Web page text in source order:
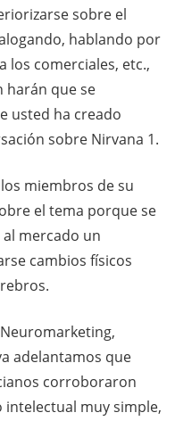
sobre el
hablando por
los comerciales, etc.,
harán que se
usted ha creado
sobre Nirvana 1.
miembros de su
el tema porque se
mercado un
cambios físicos
adelantamos que
corroboraron
muy simple,